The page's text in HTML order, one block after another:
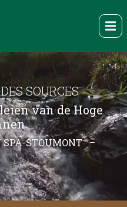
SOURCES
van de Hoge
SPA-STOUMONT –